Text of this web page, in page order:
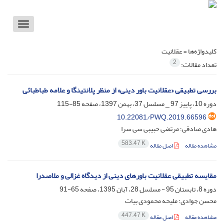
Toggle
کلیدواژه‌ها =عقلانیت
تعداد مقالات: 2
بررسی تطبیقی «عقلانیت باور دینی» از منظر پلانتینگا و علامه طباطبائی
دوره 10، پاییز 97 _ مسلسل 37، بهمن 1397، صفحه
85-115
10.22081/PWQ.2019.66596
هادی صادقی؛ مرتضی حبیبی سی سرا
مشاهده مقاله اصل مقاله 583.47 K
مقایسه تطبیقی عقلانیت باورهای دینی از دیدگاه غزالی و ملاصدرا
دوره 8، تابستان 95 - مسلسل 28، آبان 1395، صفحه
65-91
محسن جوادی؛ ملیحه محمودی بیات
مشاهده مقاله اصل مقاله 447.47 K